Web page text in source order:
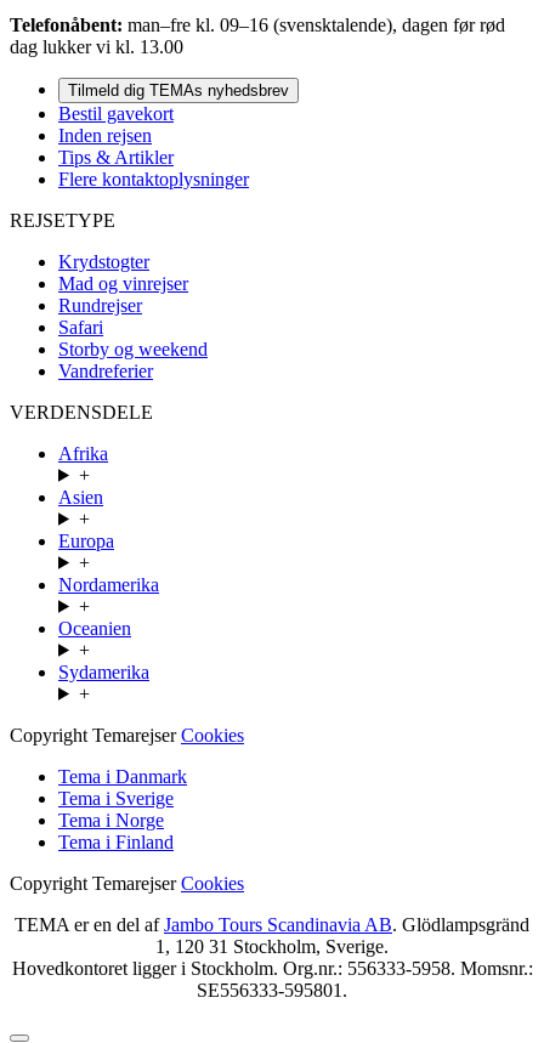
Telefonåbent: man–fre kl. 09–16 (svensktalende), dagen før rød
dag lukker vi kl. 13.00
Tilmeld dig TEMAs nyhedsbrev
Bestil gavekort
Inden rejsen
Tips & Artikler
Flere kontaktoplysninger
REJSETYPE
Krydstogter
Mad og vinrejser
Rundrejser
Safari
Storby og weekend
Vandreferier
VERDENSDELE
Afrika
+
Asien
+
Europa
+
Nordamerika
+
Oceanien
+
Sydamerika
+
Copyright TemarejserCookies
Tema i Danmark
Tema i Sverige
Tema i Norge
Tema i Finland
Copyright TemarejserCookies
TEMA er en del afJambo Tours Scandinavia AB. Glödlampsgränd
1, 120 31 Stockholm, Sverige.
Hovedkontoret ligger i Stockholm. Org.nr.: 556333-5958. Momsnr.:
SE556333-595801.